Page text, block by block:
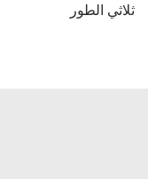
ثلاثي الطور